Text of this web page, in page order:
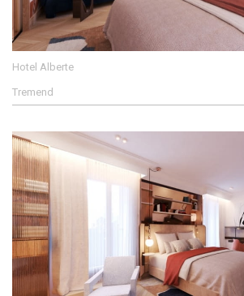
Hotel Alberte
Tremend